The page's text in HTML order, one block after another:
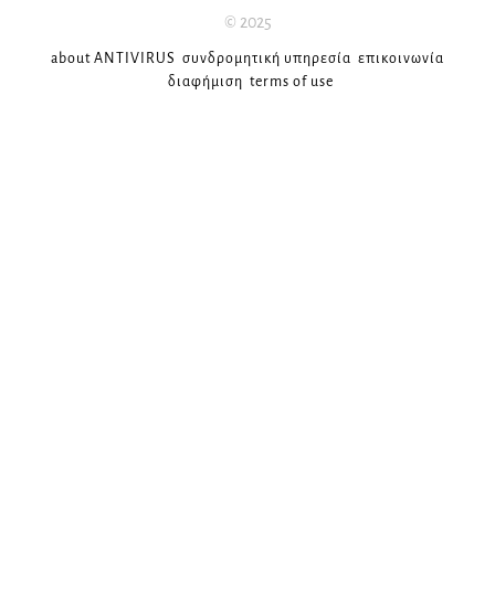
© 2025
about ANTIVIRUS συνδρομητική υπηρεσία επικοινωνία
διαφήμιση terms of use